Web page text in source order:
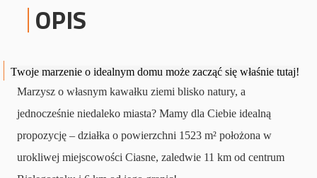
OPIS
Twoje marzenie o idealnym domu może zacząć się właśnie tutaj!
Marzysz o własnym kawałku ziemi blisko natury, a
jednocześnie niedaleko miasta? Mamy dla Ciebie idealną
propozycję – działka o powierzchni 1523 m² położona w
urokliwej miejscowości Ciasne, zaledwie 11 km od centrum